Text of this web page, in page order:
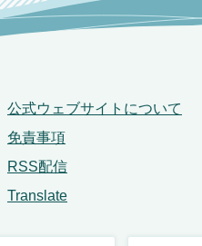
公式ウェブサイトについて
免責事項
RSS配信
Translate